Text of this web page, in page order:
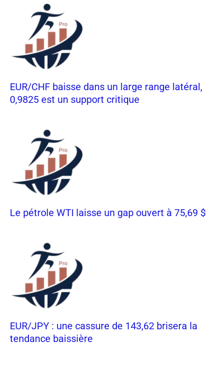
EUR/CHF baisse dans un large range latéral,
0,9825 est un support critique
Le pétrole WTI laisse un gap ouvert à 75,69 $
EUR/JPY : une cassure de 143,62 brisera la
tendance baissière